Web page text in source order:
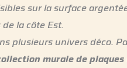
sur la surface
la côte Est.
plusieurs univers déco.
murale de plaques